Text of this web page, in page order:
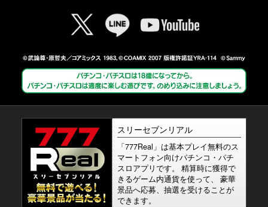
スリーセブンリアル
「777Real」は基本プレイ無料のス
マートフォン向けパチンコ・パチ
スロアプリです。 精算時に獲得で
きるゲーム内通貨を使って、 豪華
景品へ応募、抽選を受けることが
できます。